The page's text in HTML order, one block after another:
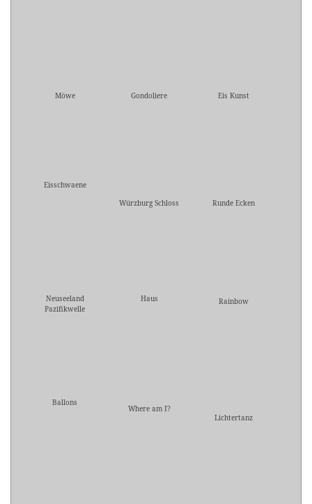
Möwe Gondoliere Eis Kunst
Eisschwaene
Würzburg Schloss
Runde Ecken
Neuseeland
Pazifikwelle
Haus Rainbow
Ballons
Where am I?
Lichtertanz